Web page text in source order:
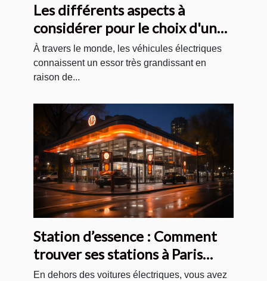
Les différents aspects à
considérer pour le choix d'un
véhicule électrique
À travers le monde, les véhicules électriques
connaissent un essor très grandissant en
raison de...
Station d’essence : Comment
trouver ses stations à Paris
pour votre voiture ?
En dehors des voitures électriques, vous avez